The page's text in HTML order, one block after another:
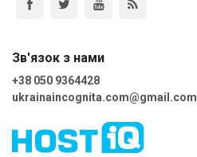
Зв'язок з нами
+38 050 9364428
ukrainaincognita.com@gmail.com